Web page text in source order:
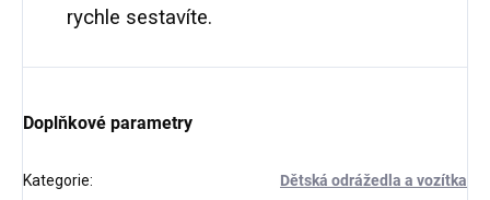
rychle sestavíte.
Doplňkové parametry
Kategorie: Dětská odrážedla a vozítka